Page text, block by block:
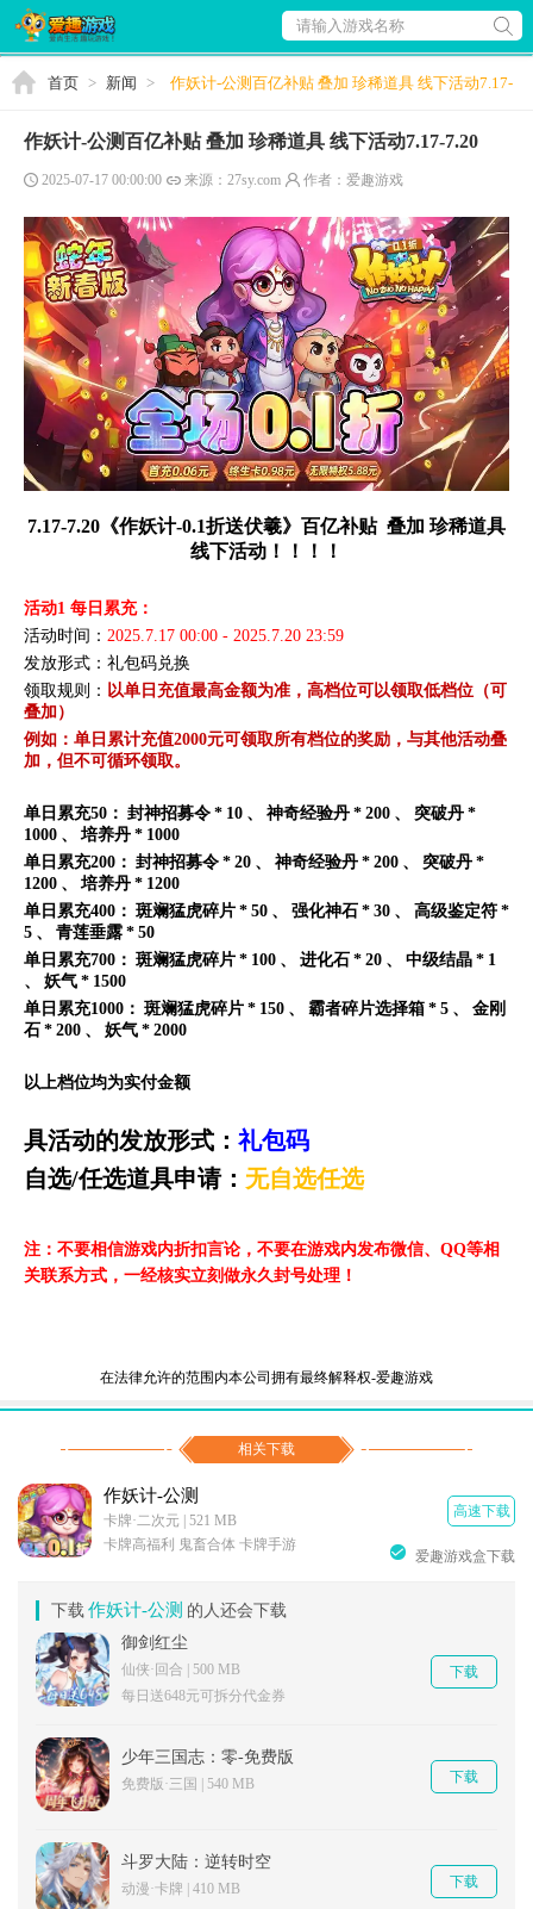
请输入游戏名称
首页 > 新闻 >
作妖计-公测百亿补贴 叠加 珍稀道具 线下活动7.17-
作妖计-公测百亿补贴 叠加 珍稀道具 线下活动7.17-7.20
2025-07-17 00:00:00 来源：27sy.com 作者：爱趣游戏
7.17-7.20 《作妖计-0.1折送伏羲》百亿补贴 叠加 珍稀道具
线下活动！！！
！
活动1 每日累充：
活动时间： 2025 7 17 00:00 - 2025 7 20 23:59
发放形式： 礼包码兑换
领取规则： 以单日充值最高金额为准，高档位可以领取低档位（可
叠加）
例如：单日累计充值2000元可领取所有档位的奖励， 与其他活动叠
加，但不可循环领取。
单日累充50 ： 封神招募令 * 10 、 神奇经验丹 * 200 、 突破丹 *
1000 、 培养丹 * 1000
单日累充200 ： 封神招募令 * 20 、 神奇经验丹 * 200 、 突破丹 *
1200 、 培养丹 * 1200
单日累充400 ： 斑斓猛虎碎片 * 50 、 强化神石 * 30 、 高级鉴定符 *
5 、 青莲垂露 * 50
单日累充700 ： 斑斓猛虎碎片 * 100 、 进化石 * 20 、 中级结晶 * 1
、
妖气 * 1500
单日累充1000： 斑斓猛虎碎片 * 150 、 霸者碎片选择箱 * 5 、
金刚
石 * 200 、 妖气 * 2000
以上档位均为实付金额
具活动的发放形式： 礼包码
自选/任选道具申请： 无自选任选
注：不要相信游戏内折扣言论，不要在游戏内发布微信、 QQ等相
关联系方式，一经核实立刻做永久封号处理！
在法律允许的范围内本公司拥有最终解释权-爱趣游戏
相关下载
作妖计-公测
卡牌·二次元 | 521 MB
卡牌高福利 鬼畜合体 卡牌手游
高速下载
爱趣游戏盒下载
下载 作妖计-公测 的人还会下载
御剑红尘
仙侠·回合 | 500 MB
每日送648元可拆分代金券
下载
少年三国志：零-免费版
免费版·三国 | 540 MB 下载
斗罗大陆：逆转时空
动漫·卡牌 | 410 MB 下载